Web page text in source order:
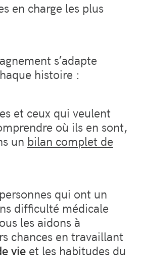
en charge les plus
s’adapte
histoire :
et ceux qui veulent
où ils en sont,
un bilan complet de
qui ont un
difficulté médicale
les aidons à
chances en travaillant
vie et les habitudes du